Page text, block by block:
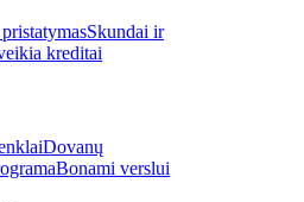
Skundai ir
kreditai
Dovanų
Bonami verslui